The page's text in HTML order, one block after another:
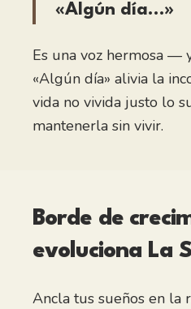
«Algún día…»
Es una voz hermosa —
«Algún día» alivia la
vida no vivida justo lo
mantenerla sin vivir.
Borde de
evoluciona La
Ancla tus sueños en la